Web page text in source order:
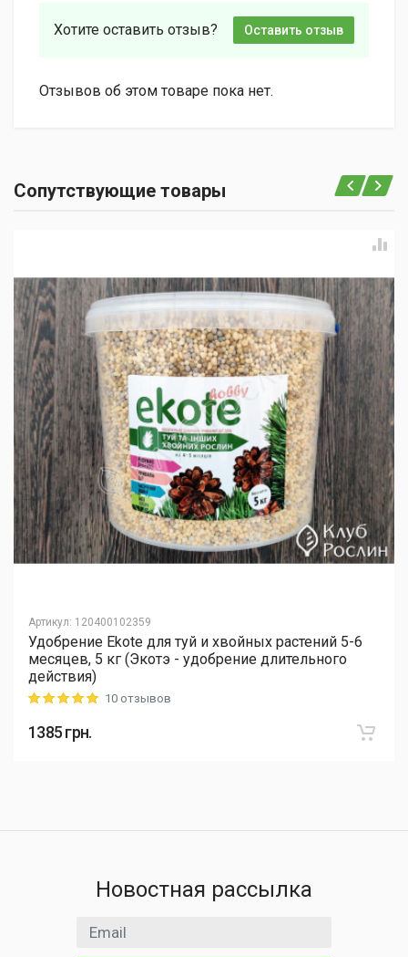
Хотите оставить отзыв? Оставить отзыв
Отзывов об этом товаре пока нет.
Сопутствующие товары
Артикул: 120400102359
Удобрение Ekote для туй и хвойных растений 5-6
месяцев, 5 кг (Экотэ - удобрение длительного
действия)
Rating: 5 out of 510 отзывов
1385грн.
Новостная рассылка
Email адрес